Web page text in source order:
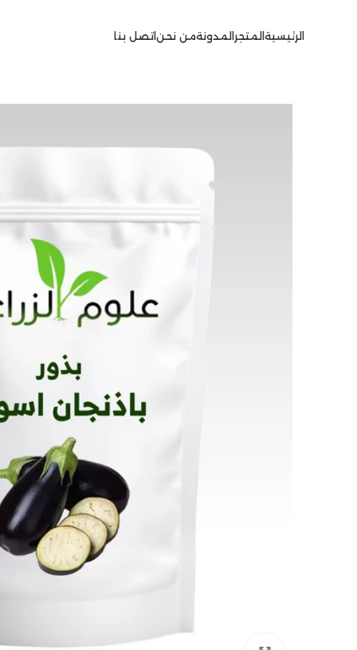
الرئيسيةالمتجرالمدونةمن نحناتصل بنا